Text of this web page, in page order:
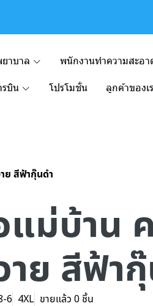
ยาบาล พนักงานทำความสะอา
รบิน โปรโมชั่น ลูกค้าของเ
ย สีฟ้ากุ๊นดำ
แม่บ้าน
าย สีฟ้า
6 4XL ขายแล้ว 0 ชิ้น